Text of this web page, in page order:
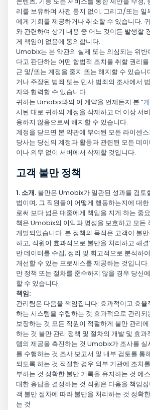
리를 보유하며 사전 통지 없이; 그리고/또는 일
에게 기회를 제공하거나 취소할 수 있습니다.
와 관련하여 상기 내용 중 어느 것이든 발생할
게 책임이 없음에 동의합니다.
Umobix는 본 약관의 실제 또는 의심되는 위반
다고 판단하는 어떤 합법적 조치를 취할 권리
근 및/또는 계정을 중지 또는 해지할 수 있습
거나 주장된 범죄 또는 민사 범죄의 조사에서
자와 협력할 수 있습니다.
귀하는 Umobix와의 이 계약을 언제든지 본 “
시된 대로 귀하의 계정을 삭제하고 더 이상 서
용하지 않음으로써 해지할 수 있습니다.
계정을 닫으면 본 약관에 부여된 모든 라이센
당사는 당신의 계정과 활동과 관련된 모든 데
이나 의무 없이 서버에서 삭제할 것입니다.
고객 불만 정책
1. 소개. 불만은 Umobix가 일관된 성과를 검토
법이며, 그 직원들이 어떻게 행동하는지에 대
로써 보다 넓은 대중에게 책임을 지게 하는 중
책은 Umobix의 이익과 명성을 보호하고 모든
개발되었습니다. 본 정책의 목적은 고객이 불
하고, 직원이 효과적으로 불만을 처리하고 해
만 데이터를 수집, 정리 및 회고적으로 분석하
개선할 수 있는 프로세스를 제공하는 것입니
만 정책 또는 절차를 준수하지 않을 경우 당신
할 수 있습니다.
책임:
관리팀은 다음을 책임집니다: 효과적이고 효율
하는 시스템을 수립하는 것 효과적으로 관리되
보장하는 것 모든 직원이 적절하게 불만 관리
하는 것 불만 관리 정책 및 절차의 개발 및 효과
템의 제공을 촉진하는 것 Umobix가 조사를 실
를 수행하는 것 조사 보고서 및 내부 검토를 통
되도록 하는 것 적절한 경우 외부 기관에 조치
부하는 것 정확한 불만 기록을 유지하는 것 에
대한 응답을 결정하는 것 직원은 다음을 책임
객 불만 절차에 따라 불만을 처리하는 것 정확
는 것